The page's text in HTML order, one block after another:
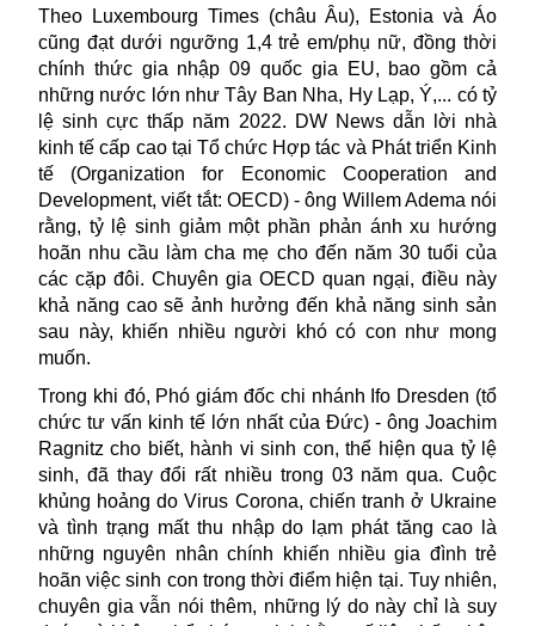
Theo Luxembourg Times (châu Âu), Estonia và Áo
cũng đạt dưới ngưỡng 1,4 trẻ em/phụ nữ, đồng thời
chính thức gia nhập 09 quốc gia EU, bao gồm cả
những nước lớn như Tây Ban Nha, Hy Lạp, Ý,... có tỷ
lệ sinh cực thấp năm 2022. DW News dẫn lời nhà
kinh tế cấp cao tại Tổ chức Hợp tác và Phát triển Kinh
tế (Organization for Economic Cooperation and
Development, viết tắt: OECD) - ông Willem Adema nói
rằng, tỷ lệ sinh giảm một phần phản ánh xu hướng
hoãn nhu cầu làm cha mẹ cho đến năm 30 tuổi của
các cặp đôi. Chuyên gia OECD quan ngại, điều này
khả năng cao sẽ ảnh hưởng đến khả năng sinh sản
sau này, khiến nhiều người khó có con như mong
muốn.
Trong khi đó, Phó giám đốc chi nhánh Ifo Dresden (tổ
chức tư vấn kinh tế lớn nhất của Đức) - ông Joachim
Ragnitz cho biết, hành vi sinh con, thể hiện qua tỷ lệ
sinh, đã thay đổi rất nhiều trong 03 năm qua. Cuộc
khủng hoảng do Virus Corona, chiến tranh ở Ukraine
và tình trạng mất thu nhập do lạm phát tăng cao là
những nguyên nhân chính khiến nhiều gia đình trẻ
hoãn việc sinh con trong thời điểm hiện tại. Tuy nhiên,
chuyên gia vẫn nói thêm, những lý do này chỉ là suy